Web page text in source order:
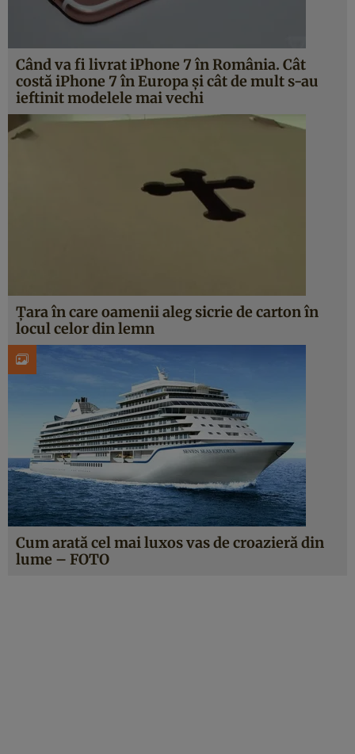
Când va fi livrat iPhone 7 în România. Cât
costă iPhone 7 în Europa şi cât de mult s-au
ieftinit modelele mai vechi
Ţara în care oamenii aleg sicrie de carton în
locul celor din lemn
Cum arată cel mai luxos vas de croazieră din
lume – FOTO